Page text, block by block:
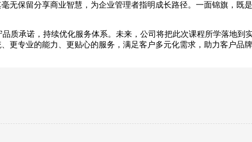
无保留分享商业智慧，为企业管理者指明成长路径。一面锦旗，既
质承诺，持续优化服务体系。未来，公司将把此次课程所学落地到
更专业的能力、更贴心的服务，满足客户多元化需求，助力客户品